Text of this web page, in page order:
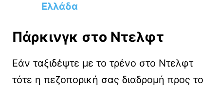
Ελλάδα
Πάρκινγκ στο Ντελφτ
Εάν ταξιδέψτε με το τρένο στο Ντελφτ
τότε η πεζοπορική σας διαδρομή προς το